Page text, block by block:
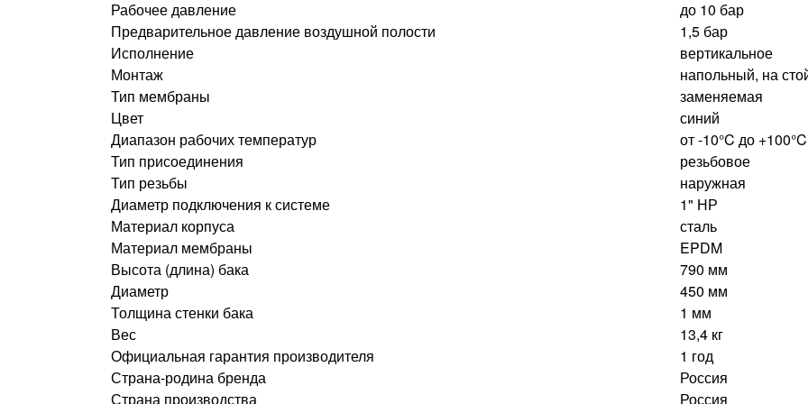
Рабочее давление
до 10 бар
Предварительное давление воздушной полости
1,5 бар
Исполнение
вертикальное
Монтаж
напольный, на
Тип мембраны
заменяемая
Цвет
синий
Диапазон рабочих температур
от -10°C до +100°C
Тип присоединения
резьбовое
Тип резьбы
наружная
Диаметр подключения к системе
1" НР
Материал корпуса
сталь
Материал мембраны
EPDM
Высота (длина) бака
790 мм
Диаметр
450 мм
Толщина стенки бака
1 мм
Вес
13,4 кг
Официальная гарантия производителя
1 год
Страна-родина бренда
Россия
Страна производства
Россия